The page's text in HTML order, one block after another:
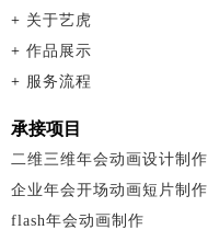
+ 关于艺虎
+ 作品展示
+ 服务流程
承接项目
二维三维年会动画设计制作
企业年会开场动画短片制作
flash年会动画制作